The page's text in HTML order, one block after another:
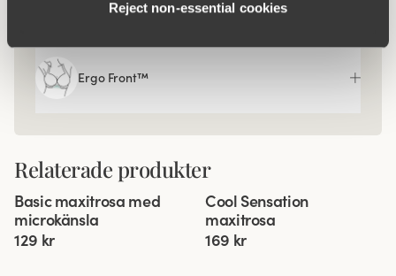
Reject non‑essential cookies
Keep Fresh
Ergo Front™
Relaterade produkter
Viewing image 1 of 5
4 för 3
Basic maxitrosa med
microkänsla
129 kr
Viewing image 1 of 4
4 för 3
Cool Sensation
maxitrosa
169 kr